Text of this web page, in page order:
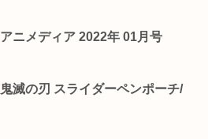
アニメディア 2022年 01月号
鬼滅の刃 スライダーペンポーチ/